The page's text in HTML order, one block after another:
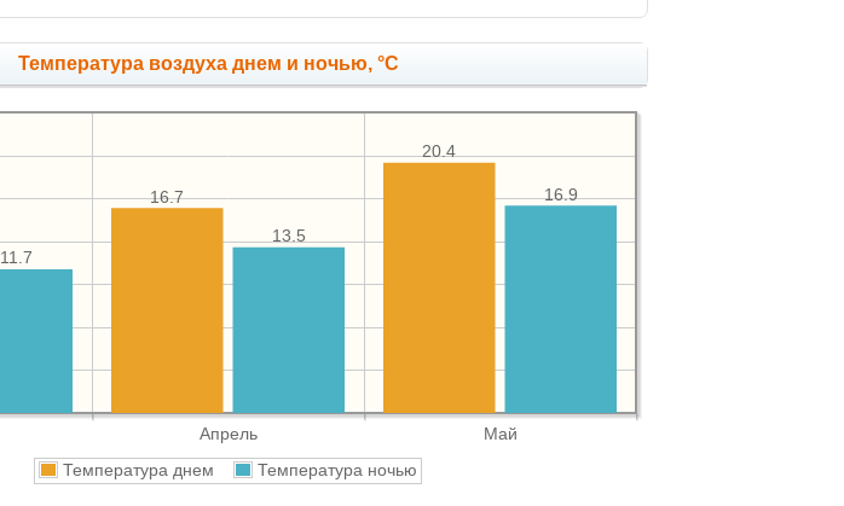
Температура воздуха днем и ночью, °C
Апрель Май
20.4
16.7
16.9
13.5
11.7
Температура днем Температура ночью